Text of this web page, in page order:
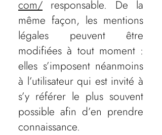
com/ responsable. De la
même façon, les mentions
légales peuvent être
modifiées à tout moment :
elles s’imposent néanmoins
à l’utilisateur qui est invité à
s’y référer le plus souvent
possible afin d’en prendre
connaissance.